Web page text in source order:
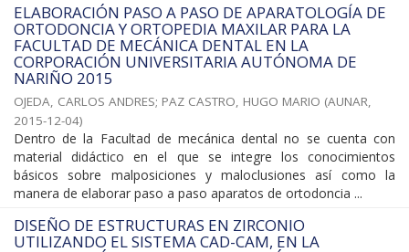
ELABORACIÓN PASO A PASO DE APARATOLOGÍA DE
ORTODONCIA Y ORTOPEDIA MAXILAR PARA LA
FACULTAD DE MECÁNICA DENTAL EN LA
CORPORACIÓN UNIVERSITARIA AUTÓNOMA DE
NARIÑO 2015
OJEDA, CARLOS ANDRES; PAZ CASTRO, HUGO MARIO (AUNAR,
2015-12-04)
Dentro de la Facultad de mecánica dental no se cuenta con
material didáctico en el que se integre los conocimientos
básicos sobre malposiciones y maloclusiones así como la
manera de elaborar paso a paso aparatos de ortodoncia ...
DISEÑO DE ESTRUCTURAS EN ZIRCONIO
UTILIZANDO EL SISTEMA CAD-CAM, EN LA